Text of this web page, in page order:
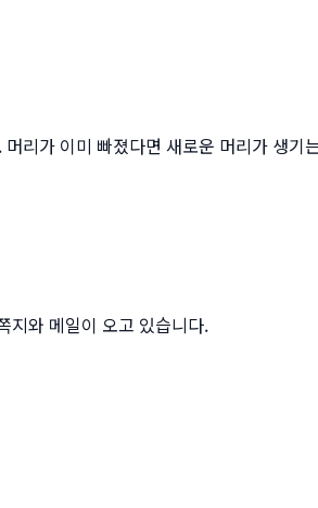
리가 이미 빠졌다면 새로운 머리가 생기
지와 메일이 오고 있습니다.